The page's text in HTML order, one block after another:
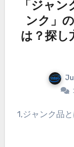
「ジャ
ンク」
は？探し
1,ジャンク品とはなにか？ ジャンク品（Junk品）